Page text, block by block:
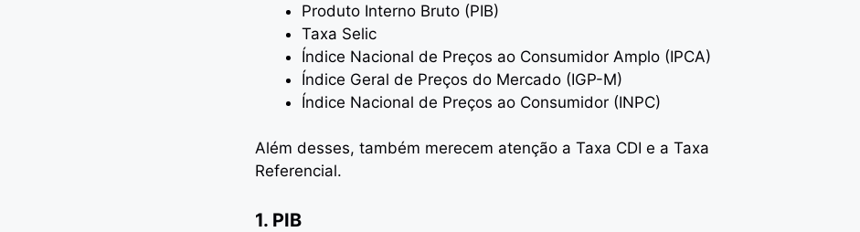
Produto Interno Bruto (PIB)
Taxa Selic
Índice Nacional de Preços ao Consumidor Amplo (IPCA)
Índice Geral de Preços do Mercado (IGP-M)
Índice Nacional de Preços ao Consumidor (INPC)
Além desses, também merecem atenção a Taxa CDI e a Taxa
Referencial.
1. PIB